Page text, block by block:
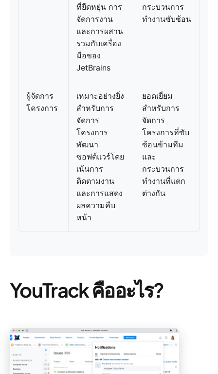
ที่ยืดหยุ่น การ
จัดการงาน
และการผสาน
รวมกับเครื่อง
มือของ
JetBrains
กระบวนการ
ทำงานซับซ้อน
ผู้จัดการ
โครงการ
เหมาะอย่างยิ่ง
สำหรับการ
จัดการ
โครงการ
พัฒนา
ซอฟต์แวร์โดย
เน้นการ
ติดตามงาน
และการแสดง
ผลความคืบ
หน้า
ยอดเยี่ยม
สำหรับการ
จัดการ
โครงการที่ซับ
ซ้อนข้ามทีม
และ
กระบวนการ
ทำงานที่แตก
ต่างกัน
YouTrack คืออะไร?